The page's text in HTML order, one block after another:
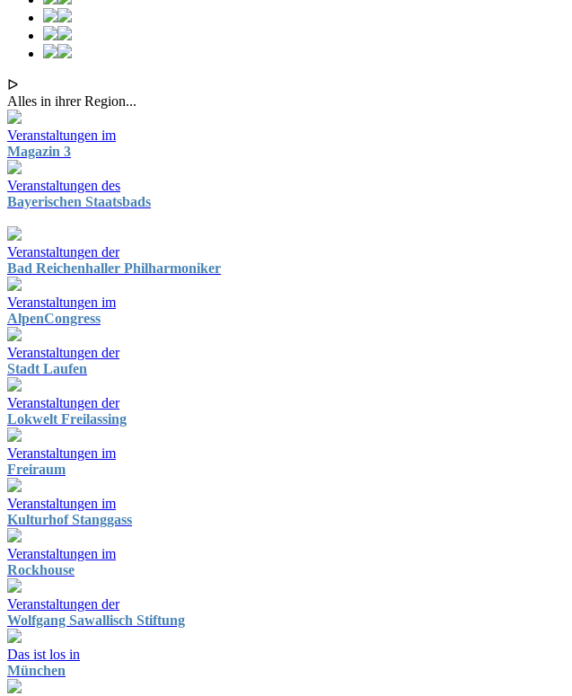
ᐅ
Alles in ihrer Region...
Veranstaltungen im
Magazin 3
Veranstaltungen des
Bayerischen Staatsbads
Veranstaltungen der
Bad Reichenhaller Philharmoniker
Veranstaltungen im
AlpenCongress
Veranstaltungen der
Stadt Laufen
Veranstaltungen der
Lokwelt Freilassing
Veranstaltungen im
Freiraum
Veranstaltungen im
Kulturhof Stanggass
Veranstaltungen im
Rockhouse
Veranstaltungen der
Wolfgang Sawallisch Stiftung
Das ist los in
München